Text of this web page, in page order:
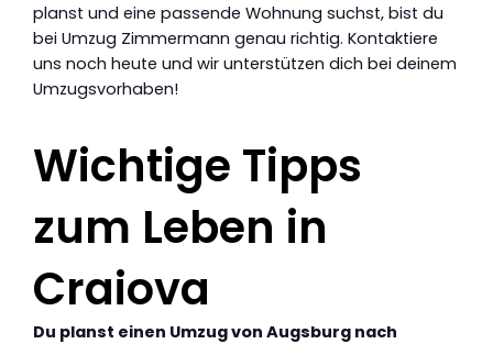
planst und eine passende Wohnung suchst, bist du
bei Umzug Zimmermann genau richtig. Kontaktiere
uns noch heute und wir unterstützen dich bei deinem
Umzugsvorhaben!
Wichtige Tipps
zum Leben in
Craiova
Du planst einen Umzug von Augsburg nach